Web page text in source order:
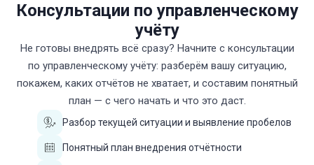
Консультации по управленческому
учёту
Не готовы внедрять всё сразу? Начните с консультации
по управленческому учёту: разберём вашу ситуацию,
покажем, каких отчётов не хватает, и составим понятный
план — с чего начать и что это даст.
Разбор текущей ситуации и выявление пробелов
Понятный план внедрения отчётности